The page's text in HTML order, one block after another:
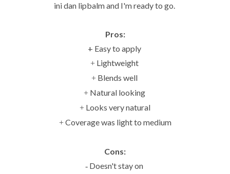
ini dan lipbalm and I'm ready to go.
Pros:
+ Easy to apply
+Lightweight
+Blends well
+Natural looking
+ Looks very natural
+Coverage was light to medium
Cons:
- Doesn't stay on